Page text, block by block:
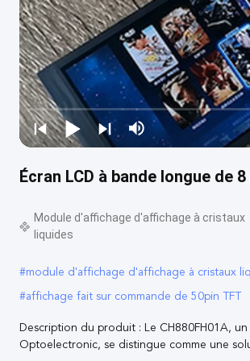
Écran LCD à bande longue de
Module d'affichage d'affichage à cristaux
liquides
#module d'affichage d'affichage à cristaux
#affichage fait sur commande de 50pin TFT
Description du produit : Le CH880FH01A,
Optoelectronic, se distingue comme une